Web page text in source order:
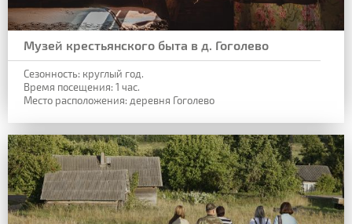
Музей крестьянского быта в д. Гоголево
Сезонность: круглый год.
Время посещения: 1 час.
Место расположения: деревня Гоголево